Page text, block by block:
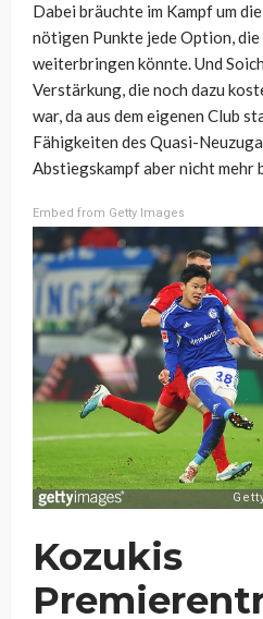
Dabei bräuchte im Kampf um
nötigen Punkte jede Option,
weiterbringen könnte. Und
Verstärkung, die noch dazu
war, da aus dem eigenen Club
Fähigkeiten des Quasi-
Abstiegskampf aber nicht mehr
Embed from Getty Images
Kozukis